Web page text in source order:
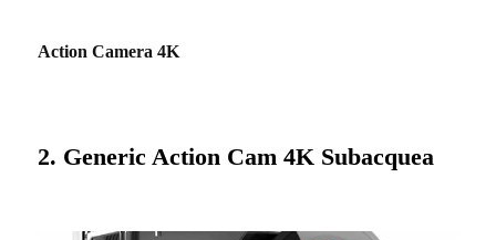
Action Camera 4K
2. Generic Action Cam 4K Subacquea